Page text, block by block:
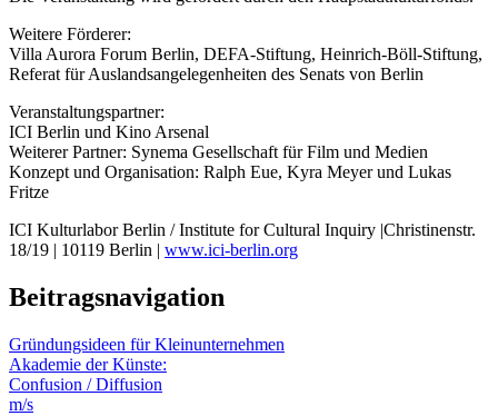
Weitere Förderer:
Villa Aurora Forum Berlin, DEFA-Stiftung, Heinrich-Böll-Stiftung,
Referat für Auslandsangelegenheiten des Senats von Berlin
Veranstaltungspartner:
ICI Berlin und Kino Arsenal
Weiterer Partner: Synema Gesellschaft für Film und Medien
Konzept und Organisation: Ralph Eue, Kyra Meyer und Lukas
Fritze
ICI Kulturlabor Berlin / Institute for Cultural Inquiry |Christinenstr.
18/19 | 10119 Berlin | www.ici-berlin.org
Beitragsnavigation
Gründungsideen für Kleinunternehmen
Akademie der Künste:
Confusion / Diffusion
m/s